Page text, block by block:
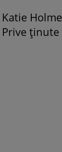
Katie
Prive